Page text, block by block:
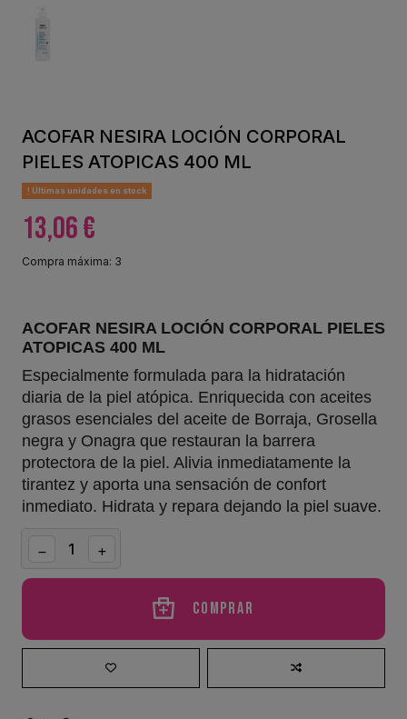
ACOFAR NESIRA LOCIÓN CORPORAL
PIELES ATOPICAS 400 ML
Últimas unidades en stock
13,06 €
Compra máxima: 3
ACOFAR NESIRA LOCIÓN CORPORAL PIELES
ATOPICAS 400 ML
Especialmente formulada para la hidratación
diaria de la piel atópica. Enriquecida con aceites
grasos esenciales del aceite de Borraja, Grosella
negra y Onagra que restauran la barrera
protectora de la piel. Alivia inmediatamente la
tirantez y aporta una sensación de confort
inmediato. Hidrata y repara dejando la piel suave.
Comprar